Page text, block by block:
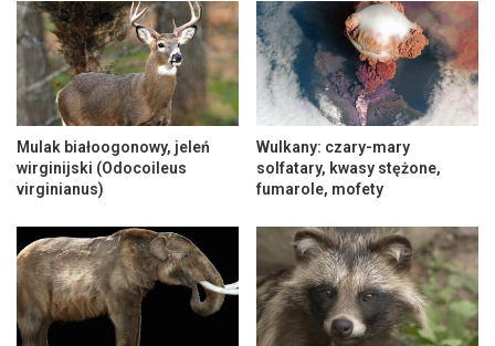
Mulak białoogonowy, jeleń
wirginijski (Odocoileus
virginianus)
Wulkany: czary-mary
solfatary, kwasy stężone,
fumarole, mofety